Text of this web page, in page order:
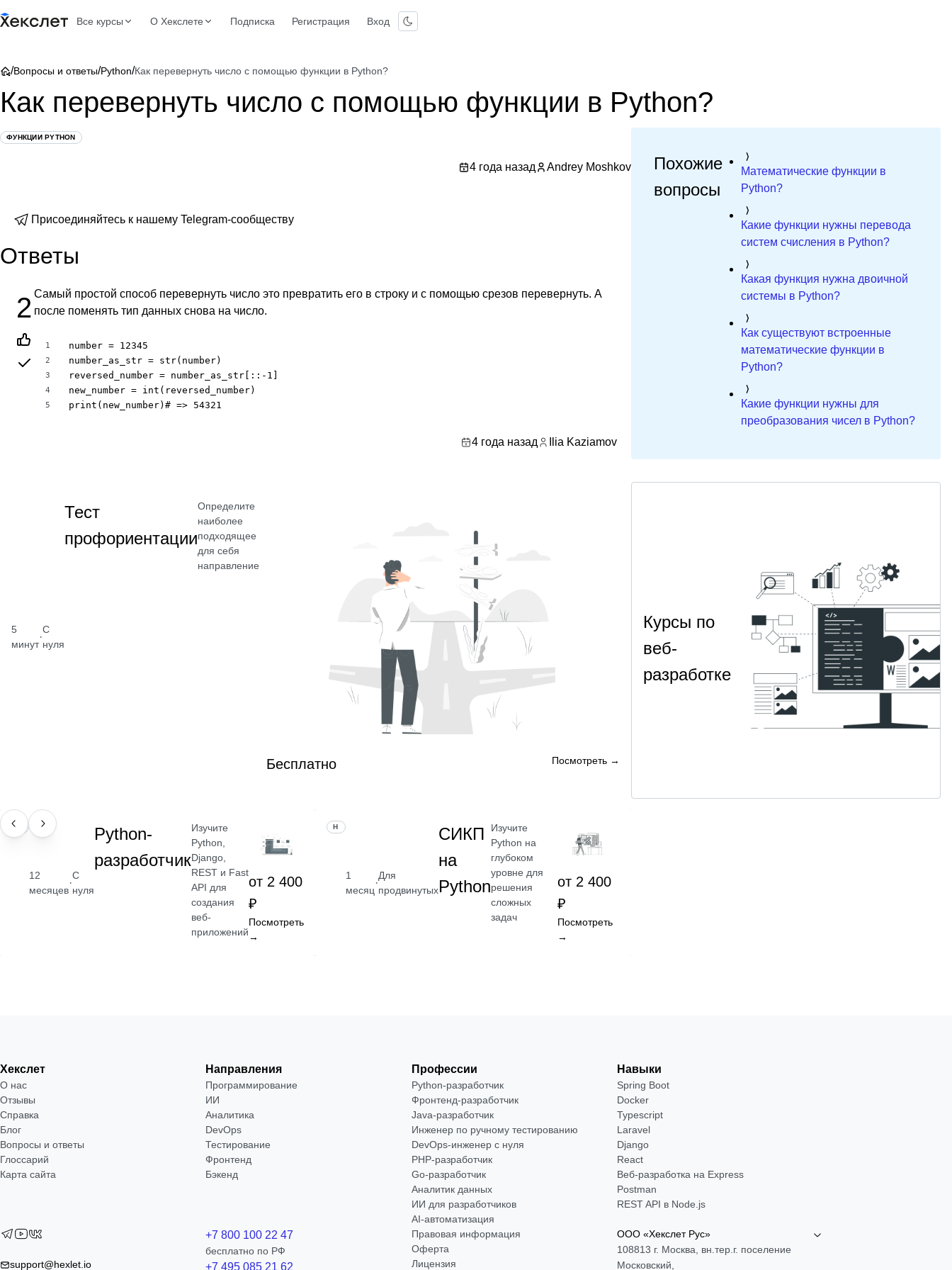
Все курсы О Хекслете Подписка Регистрация Вход
/Вопросы и ответы/Python/Как перевернуть число с помощью функции в Python?
Как перевернуть число с помощью функции в Python?
ФУНКЦИИ PYTHON
4 года назад Andrey Moshkov
Присоединяйтесь к нашему Telegram-сообществу
Ответы
2 Самый простой способ перевернуть число это превратить его в строку и с помощью срезов перевернуть. А
после поменять тип данных снова на число.
1
2
3
4
5
number = 12345
number_as_str = str(number)
reversed_number = number_as_str[::-1]
new_number = int(reversed_number)
print(new_number)# => 54321
4 года назад Ilia Kaziamov
5
минут
·
С
нуля
Тест
профориентации
Определите
наиболее
подходящее
для себя
направление
Бесплатно Посмотреть →
ПРОФЕССИЯ
12
месяцев
·
С
нуля
Python-
разработчик
Изучите
Python,
Django,
REST и Fast
API для
создания
веб-
приложений
от 2 400
₽
Посмотреть
→
НАВЫК
1
месяц
·
Для
продвинутых
СИКП
на
Python
Изучите
Python на
глубоком
уровне для
решения
сложных
задач
от 2 400
₽
Посмотреть
→
Похожие
вопросы
Математические функции в
Python?
Какие функции нужны перевода
систем счисления в Python?
Какая функция нужна двоичной
системы в Python?
Как существуют встроенные
математические функции в
Python?
Какие функции нужны для
преобразования чисел в Python?
Курсы по
веб-
разработке
Хекслет
О нас
Отзывы
Справка
Блог
Вопросы и ответы
Глоссарий
Карта сайта
Направления
Программирование
ИИ
Аналитика
DevOps
Тестирование
Фронтенд
Бэкенд
Профессии
Python-разработчик
Фронтенд-разработчик
Java-разработчик
Инженер по ручному тестированию
DevOps-инженер с нуля
РНР-разработчик
Go-разработчик
Аналитик данных
ИИ для разработчиков
AI-автоматизация
Навыки
Spring Boot
Docker
Typescript
Laravel
Django
React
Веб-разработка на Express
Postman
REST API в Node.js
support@hexlet.io
+7 800 100 22 47
бесплатно по РФ
+7 495 085 21 62
Правовая информация
Оферта
Лицензия
ООО «Хекслет Рус»
108813 г. Москва, вн.тер.г. поселение
Московский,